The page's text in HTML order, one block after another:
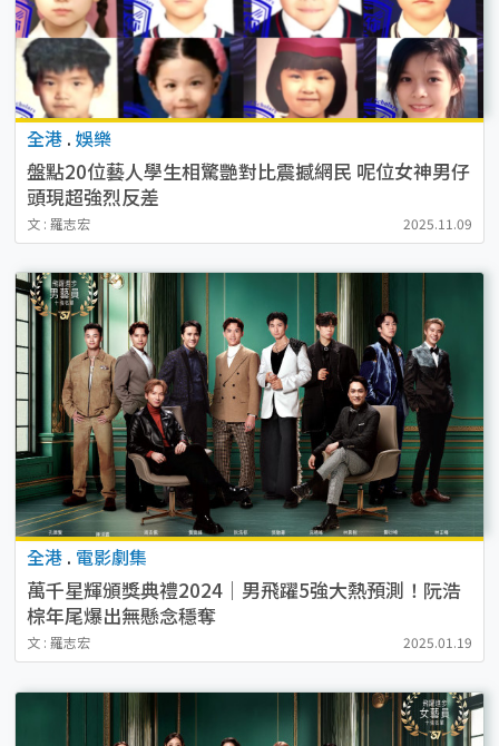
全港 . 娛樂
盤點20位藝人學生相驚艷對比震撼網民 呢位女神男仔
頭現超強烈反差
文 : 羅志宏 2025.11.09
全港 . 電影劇集
萬千星輝頒獎典禮2024｜男飛躍5強大熱預測！阮浩
棕年尾爆出無懸念穩奪
文 : 羅志宏 2025.01.19